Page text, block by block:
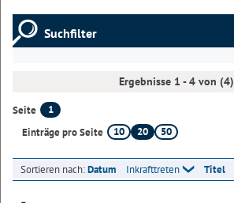
Suchfilter
Ergebnisse 1 - 4 von (4)
Seite
1
Einträge pro Seite
10 20 50
Sortieren nach:Datum Inkrafttreten Titel